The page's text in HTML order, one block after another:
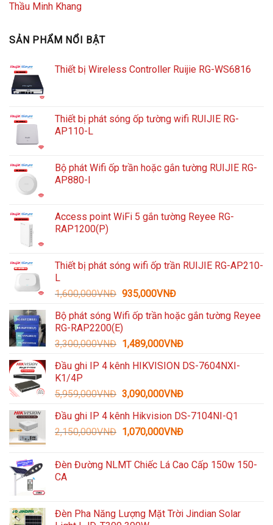
Thầu Minh Khang
SẢN PHẨM NỔI BẬT
Thiết bị Wireless Controller Ruijie RG-WS6816
Thiết bị phát sóng ốp tường wifi RUIJIE RG-
AP110-L
Bộ phát Wifi ốp trần hoặc gắn tường RUIJIE RG-
AP880-I
Access point WiFi 5 gắn tường Reyee RG-
RAP1200(P)
Thiết bị phát sóng wifi ốp trần RUIJIE RG-AP210-
L
1,600,000VNĐ Giá
là:
1,600,000VNĐ.
935,000VNĐGiá
tại
935,000VNĐ.
Bộ phát sóng Wifi ốp trần hoặc gắn tường Reyee
RG-RAP2200(E)
3,300,000VNĐ Giá
là:
1,489,000VNĐGiá
tại
1,489,000VNĐ.
Đầu ghi IP 4 kênh HIKVISION DS-7604NXI-
K1/4P
5,959,000VNĐ Giá
là:
5,959,000VNĐ.
3,090,000VNĐGiá
tại
là:
Đầu ghi IP 4 kênh Hikvision DS-7104NI-Q1
2,150,000VNĐ Giá
2,150,000VNĐ.
1,070,000VNĐGiá
là:
Đèn Đường NLMT Chiếc Lá Cao Cấp 150w 150-
CA
Đèn Pha Năng Lượng Mặt Trời Jindian Solar